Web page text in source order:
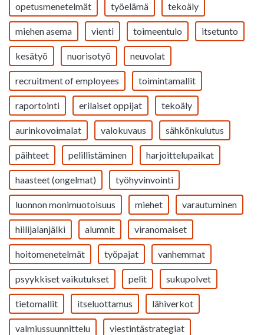
opetusmenetelmät työelämä tekoäly
miehen asema vienti toimeentulo itsetunto
kesätyö nuorisotyö neuvolat
recruitment of employees toimintamallit
raportointi erilaiset oppijat tekoäly
aurinkovoimalat valokuvaus sähkönkulutus
päihteet pelillistäminen harjoittelupaikat
haasteet (ongelmat) työhyvinvointi
luonnon monimuotoisuus miehet varautuminen
hiilijalanjälki alumnit viranomaiset
hoitomenetelmät työpajat vanhemmat
psyykkiset vaikutukset pelit sukupolvet
tietomallit itseluottamus lähiverkot
valmiussuunnittelu viestintästrategiat